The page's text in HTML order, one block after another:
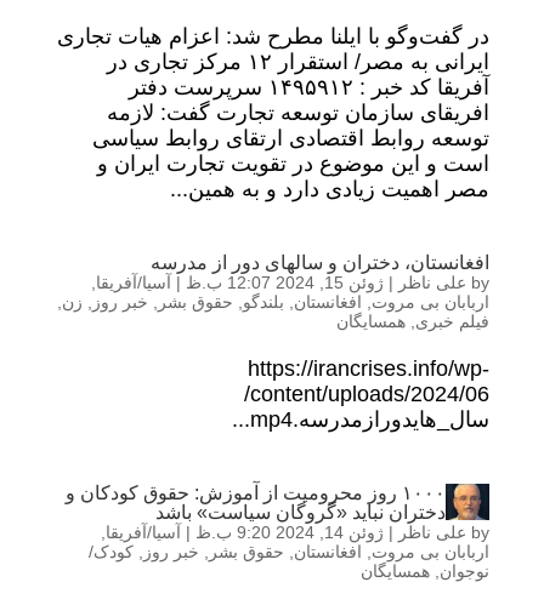
در گفت‌وگو با ایلنا مطرح شد: اعزام هیات تجاری
ایرانی به مصر/ استقرار ۱۲ مرکز تجاری در
آفریقا کد خبر : ۱۴۹۵۹۱۲ سرپرست دفتر
افریقای سازمان توسعه تجارت گفت: لازمه
توسعه روابط اقتصادی ارتقای روابط سیاسی
است و این موضوع در تقویت تجارت ایران و
مصر اهمیت زیادی دارد و به همین...
افغانستان، دختران و سالهای دور از مدرسه
by علی ناظر | ژوئن 15, 2024 12:07 ب.ظ | آسیا/آفریقا
اربابان بی مروت
افغانستان بلندگو حقوق بشر خبر روز زن
فیلم خبری همسایگان
https://irancrises.info/wp-
content/uploads/2024/06/
سال_هایدورازمدرسه.mp4...
۱۰۰۰ روز محرومیت از آموزش: حقوق کودکان و
دختران نباید «گروگان سیاست» باشد
by علی ناظر | ژوئن 14, 2024 9:20 ب.ظ | آسیا/آفریقا
اربابان بی مروت
افغانستان حقوق بشر خبر روز
کودک/
نوجوان همسایگان